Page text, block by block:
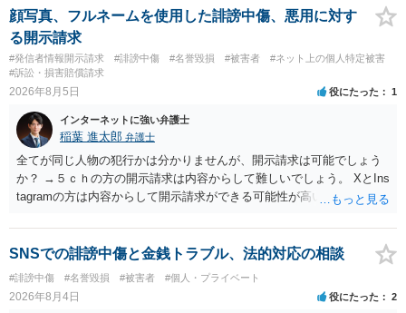
顔写真、フルネームを使用した誹謗中傷、悪用に対す
る開示請求
#発信者情報開示請求 #誹謗中傷 #名誉毀損 #被害者
#ネット上の個人特定被害
#訴訟・損害賠償請求
2026年8月5日 役にたった 1
インターネットに強い弁護士
稲葉 進太郎 弁護士
全てが同じ人物の犯行かは分かりませんが、開示請求は可能でしょう
か？ →５ｃｈの方の開示請求は内容からして難しいでしょう。 XとIns
tagramの方は内容からして開示請求ができる可能性が高いでしょう。
いでしょう。７月中にアカウントが削除されている場合、今から進め
ても失敗する可能性が高いように思われます。 相手を特定できた場
合、相手に全ての弁護士費用を負担させることは可能でしょうか？ →
訴訟外の交渉で相手方が認めれば負担させることができるでしょう。
訴訟で判決となった場合は、実際の弁護士費用が認められる場合と認
SNSでの誹謗中傷と金銭トラブル、法的対応の相談
#誹謗中傷 #名誉毀損 #被害者 #個人・プライベート
2026年8月4日 役にたった 2